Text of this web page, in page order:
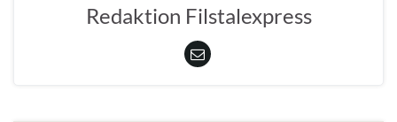
Redaktion Filstalexpress